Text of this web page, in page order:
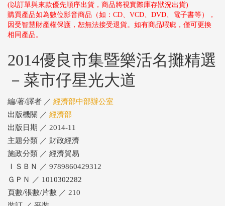
(以訂單與來款優先順序出貨，商品將視實際庫存狀況出貨)
購買產品如為數位影音商品（如：CD、VCD、DVD、電子書等），
因受智慧財產權保護，恕無法接受退貨。如有商品瑕疵，僅可更換
相同產品。
2014優良市集暨樂活名攤精選
－菜市仔星光大道
編/著/譯者 ／ 經濟部中部辦公室
出版機關 ／ 經濟部
出版日期 ／ 2014-11
主題分類 ／ 財政經濟
施政分類 ／ 經濟貿易
ＩＳＢＮ ／ 9789860429312
ＧＰＮ ／ 1010302282
頁數/張數/片數 ／ 210